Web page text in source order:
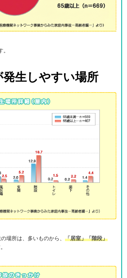
。
生しやすい場所
場所は、多いものから、 「居室」「階段」